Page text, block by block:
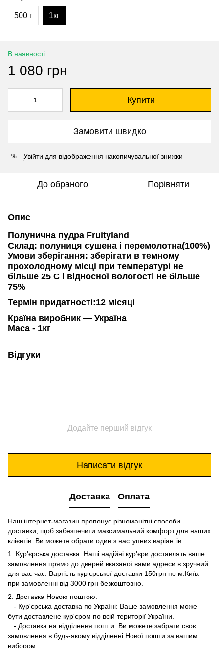
500 г 1кг
В наявності
1 080 грн
Купити
Замовити швидко
% Увійти для відображення накопичувальної знижки
До обраного Порівняти
Опис
Полунична пудра Fruityland
Склад: полуниця сушена і перемолотна(100%)
Умови зберігання: зберігати в темному
прохолодному місці при температурі не
більше 25 C і відносної вологості не більше
75%
Термін придатності:12 місяці
Країна виробник — Україна
Маса - 1кг
Відгуки
Додайте перший відгук
Написати відгук
Доставка Оплата
Наш інтернет-магазин пропонує різноманітні способи
доставки, щоб забезпечити максимальний комфорт для наших
клієнтів. Ви можете обрати один з наступних варіантів:
1. Кур'єрська доставка: Наші надійні кур'єри доставлять ваше
замовлення прямо до дверей вказаної вами адреси в зручний
для вас час. Вартість кур'єрської доставки 150грн по м.Київ.
при замовленні від 3000 грн безкоштовно.
2. Доставка Новою поштою:
- Кур'єрська доставка по Україні: Ваше замовлення може
бути доставлене кур'єром по всій території України.
- Доставка на відділення пошти: Ви можете забрати своє
замовлення в будь-якому відділенні Нової пошти за вашим
вибором.